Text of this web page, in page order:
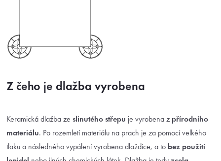
Z čeho je dlažba vyrobena
Keramická dlažba ze slinutého střepu je vyrobena z přírodního
materiálu. Po rozemletí materiálu na prach je za pomocí velkého
tlaku a následného vypálení vyrobena dlaždice, a to bez použití